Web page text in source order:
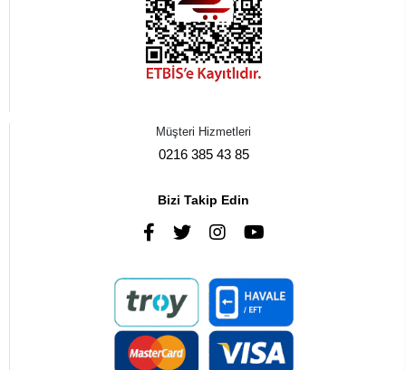
Müşteri Hizmetleri
0216 385 43 85
Bizi Takip Edin